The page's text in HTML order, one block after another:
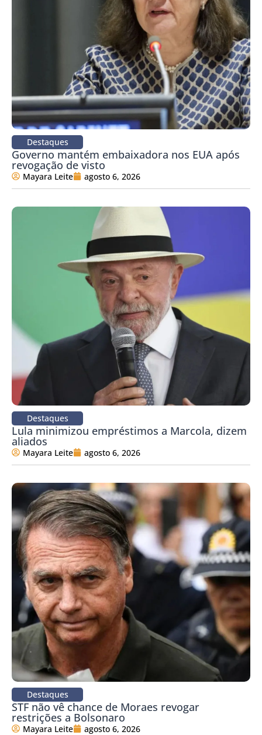
Destaques
Governo mantém embaixadora nos EUA após
revogação de visto
Mayara Leite agosto 6, 2026
Destaques
Lula minimizou empréstimos a Marcola, dizem
aliados
Mayara Leite agosto 6, 2026
Destaques
STF não vê chance de Moraes revogar
restrições a Bolsonaro
Mayara Leite agosto 6, 2026